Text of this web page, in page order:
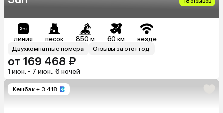
линия песок 850 м 60 км везде
Двухкомнатные номера Отзывы за этот год
от 169 468 ₽
1 июн. - 7 июн., 6 ночей
Кешбэк + 3 418